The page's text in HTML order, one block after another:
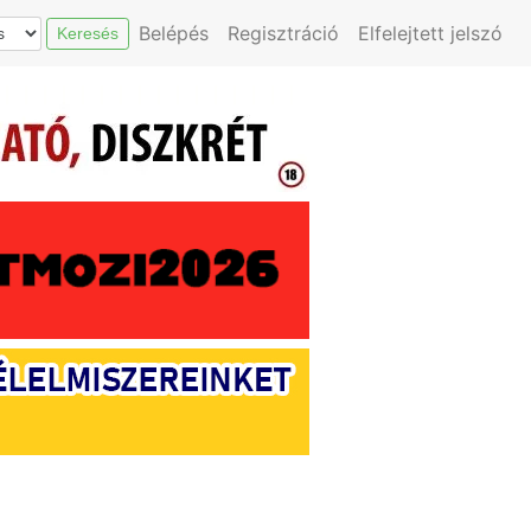
Keresés Belépés Regisztráció Elfelejtett jelszó